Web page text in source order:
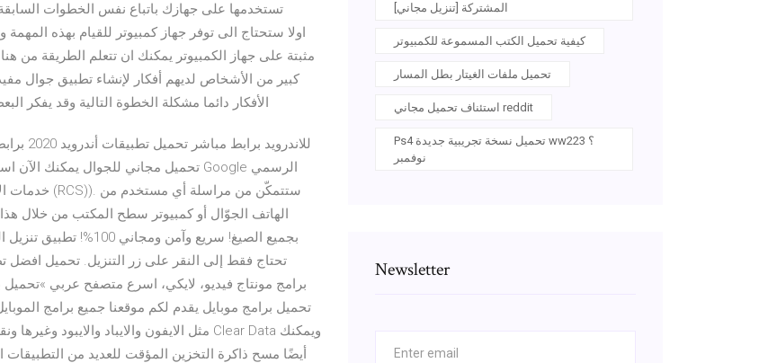
تستخدمها على جهازك باتباع نفس الخطوات
كبير من الأشخاص لديهم أفكار لإنشاء تطبيق جوال
الأفكار دائما مشكلة الخطوة التالية وقد يفكر
الهاتف الجوّال أو كمبيوتر سطح المكتب من خلال
بجميع الصيغ! سريع وآمن
تحتاج فقط إلى النقر على زر التنزيل. تحميل افضل
تحميل برامج موبايل يقدم لكم موقعنا جميع برامج
أيضًا مسح ذاكرة التخزين المؤقت للعديد من
المشتركة [تنزيل مجاني]
كيفية تحميل الكتب المسموعة للكمبيوتر
تحميل ملفات الغيتار بطل المسار
استئناف تحميل مجاني reddit
Ps4 تحميل نسخة تجريبية جديدة ww2؟ 23
نوفمبر
Newsletter